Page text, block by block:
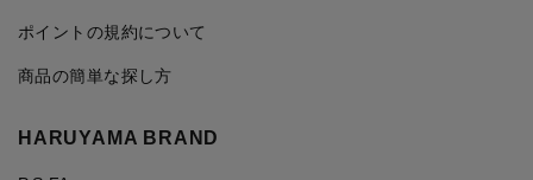
ポイントの規約について
商品の簡単な探し方
HARUYAMA BRAND